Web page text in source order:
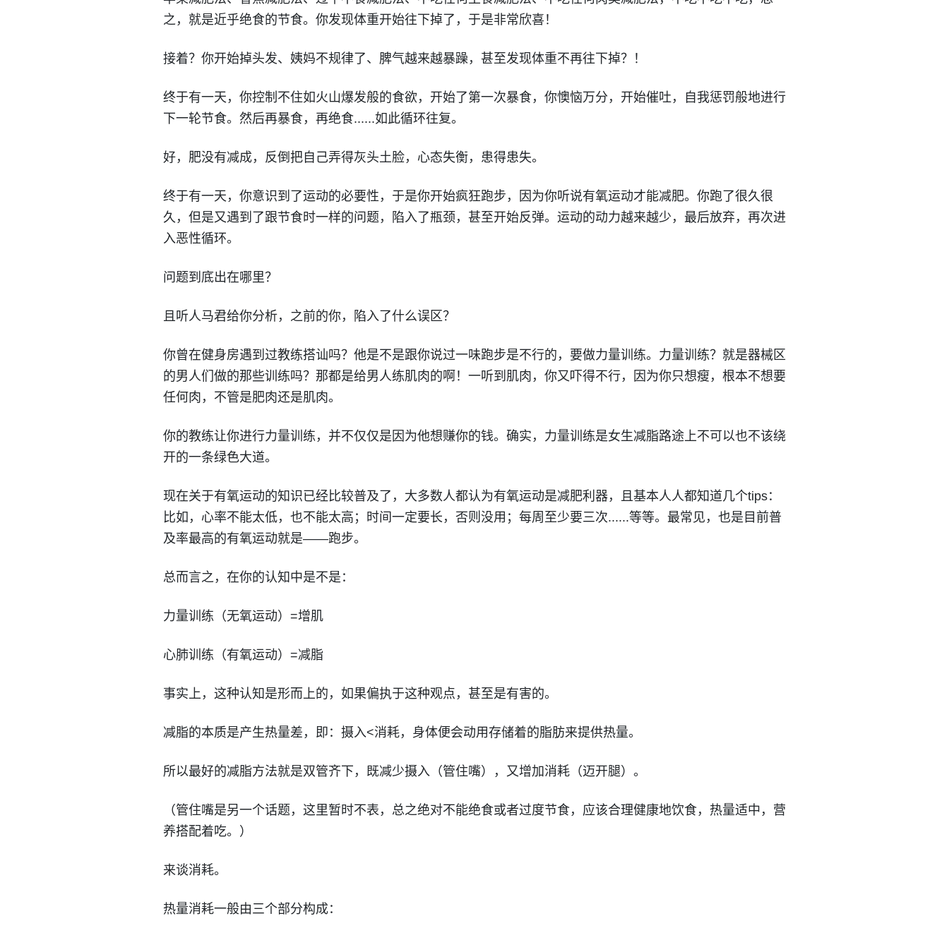
之，就是近乎绝食的节食。你发现体重开始往下掉了，于是非常欣喜！
接着？你开始掉头发、姨妈不规律了、脾气越来越暴躁，甚至发现体重不再往下掉？！
终于有一天，你控制不住如火山爆发般的食欲，开始了第一次暴食，你懊恼万分，开始催吐，自我惩罚般地进行
下一轮节食。然后再暴食，再绝食......如此循环往复。
好，肥没有减成，反倒把自己弄得灰头土脸，心态失衡，患得患失。
终于有一天，你意识到了运动的必要性，于是你开始疯狂跑步，因为你听说有氧运动才能减肥。你跑了很久很
久，但是又遇到了跟节食时一样的问题，陷入了瓶颈，甚至开始反弹。运动的动力越来越少，最后放弃，再次进
入恶性循环。
问题到底出在哪里？
且听人马君给你分析，之前的你，陷入了什么误区？
你曾在健身房遇到过教练搭讪吗？他是不是跟你说过一味跑步是不行的，要做力量训练。力量训练？就是器械区
的男人们做的那些训练吗？那都是给男人练肌肉的啊！一听到肌肉，你又吓得不行，因为你只想瘦，根本不想要
任何肉，不管是肥肉还是肌肉。
你的教练让你进行力量训练，并不仅仅是因为他想赚你的钱。确实，力量训练是女生减脂路途上不可以也不该绕
开的一条绿色大道。
现在关于有氧运动的知识已经比较普及了，大多数人都认为有氧运动是减肥利器，且基本人人都知道几个tips：
比如，心率不能太低，也不能太高；时间一定要长，否则没用；每周至少要三次......等等。最常见，也是目前普
及率最高的有氧运动就是——跑步。
总而言之，在你的认知中是不是：
力量训练（无氧运动）=增肌
心肺训练（有氧运动）=减脂
事实上，这种认知是形而上的，如果偏执于这种观点，甚至是有害的。
减脂的本质是产生热量差，即：摄入<消耗，身体便会动用存储着的脂肪来提供热量。
所以最好的减脂方法就是双管齐下，既减少摄入（管住嘴），又增加消耗（迈开腿）。
（管住嘴是另一个话题，这里暂时不表，总之绝对不能绝食或者过度节食，应该合理健康地饮食，热量适中，营
养搭配着吃。）
来谈消耗。
热量消耗一般由三个部分构成：